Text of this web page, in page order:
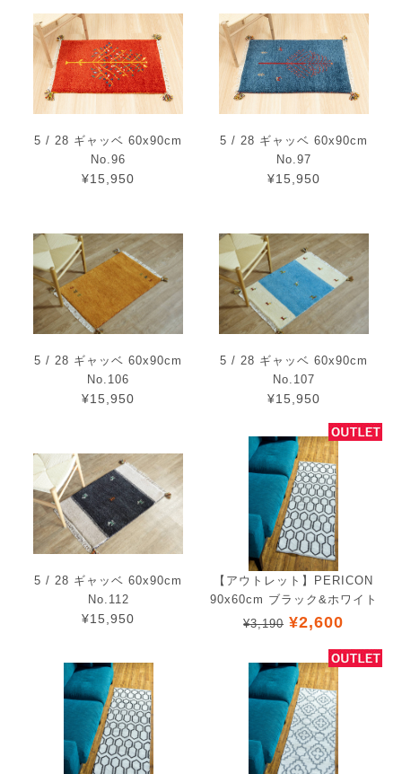
5 / 28 ギャッベ 60x90cm
No.96
¥15,950
5 / 28 ギャッベ 60x90cm
No.97
¥15,950
5 / 28 ギャッベ 60x90cm
No.106
¥15,950
5 / 28 ギャッベ 60x90cm
No.107
¥15,950
5 / 28 ギャッベ 60x90cm
No.112
¥15,950
【アウトレット】PERICON
90x60cm ブラック&ホワイト
¥3,190 ¥2,600